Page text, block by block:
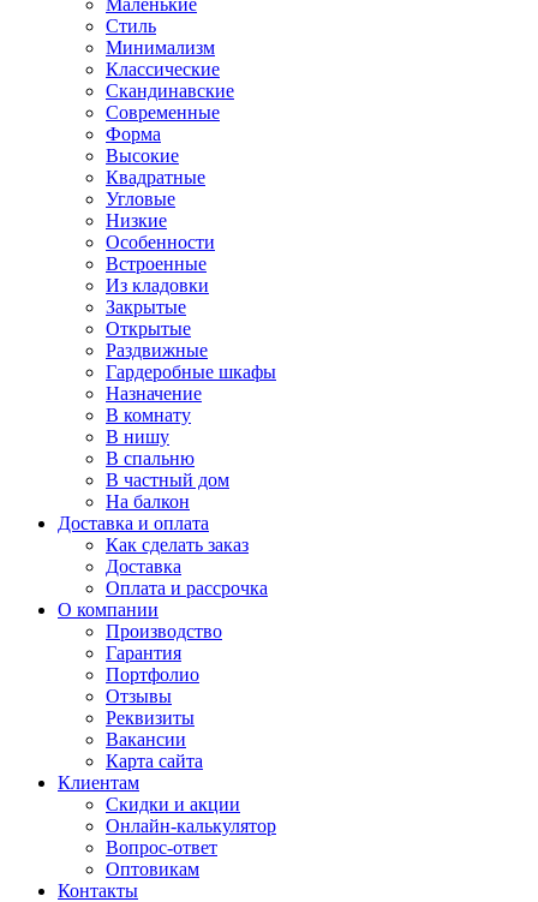
Маленькие
Стиль
Минимализм
Классические
Скандинавские
Современные
Форма
Высокие
Квадратные
Угловые
Низкие
Особенности
Встроенные
Из кладовки
Закрытые
Открытые
Раздвижные
Гардеробные шкафы
Назначение
В комнату
В нишу
В спальню
В частный дом
На балкон
Доставка и оплата
Как сделать заказ
Доставка
Оплата и рассрочка
О компании
Производство
Гарантия
Портфолио
Отзывы
Реквизиты
Вакансии
Карта сайта
Клиентам
Скидки и акции
Онлайн-калькулятор
Вопрос-ответ
Оптовикам
Контакты